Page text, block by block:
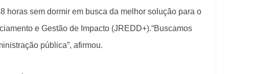
horas sem dormir em busca da melhor solução para o
e Gestão de Impacto (JREDD+).“Buscamos
pública”, afirmou.